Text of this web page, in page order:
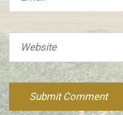
Website